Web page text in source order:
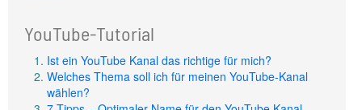
YouTube-Tutorial
Ist ein YouTube Kanal das richtige für mich?
Welches Thema soll ich für meinen YouTube-Kanal
wählen?